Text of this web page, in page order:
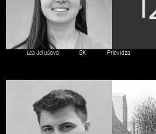
Lea Jelušová SK Prievidza